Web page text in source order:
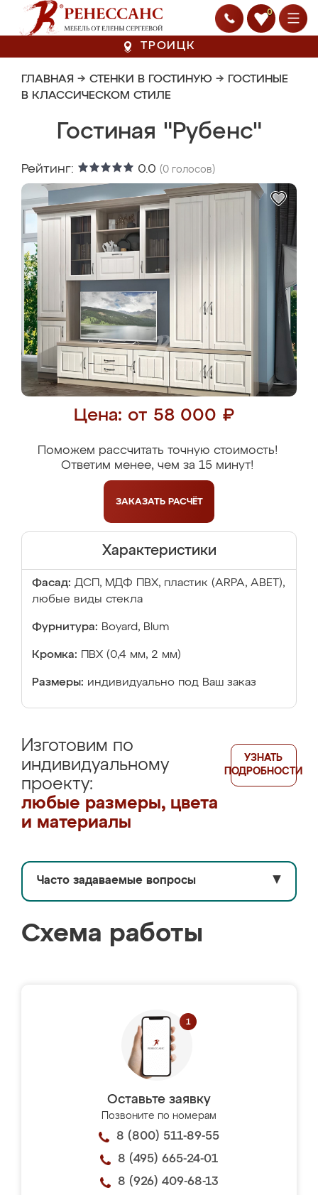
0
ТРОИЦК
ГЛАВНАЯ → СТЕНКИ В ГОСТИНУЮ → ГОСТИНЫЕ
В КЛАССИЧЕСКОМ СТИЛЕ
Гостиная "Рубенс"
Рейтинг: 0.0 (0 голосов)
Цена: от 58 000 ₽
Поможем рассчитать точную стоимость!
Ответим менее, чем за 15 минут!
ЗАКАЗАТЬ РАСЧЁТ
Характеристики
Фасад: ДСП, МДФ ПВХ, пластик (ARPA, ABET),
любые виды стекла
Фурнитура: Boyard, Blum
Кромка: ПВХ (0,4 мм, 2 мм)
Размеры: индивидуально под Ваш заказ
Изготовим по
индивидуальному
проекту:
любые размеры, цвета
и материалы
УЗНАТЬ
ПОДРОБНОСТИ
Часто задаваемые вопросы ▼
Схема работы
Оставьте заявку
Позвоните по номерам
8 (800) 511-89-55
8 (495) 665-24-01
8 (926) 409-68-13